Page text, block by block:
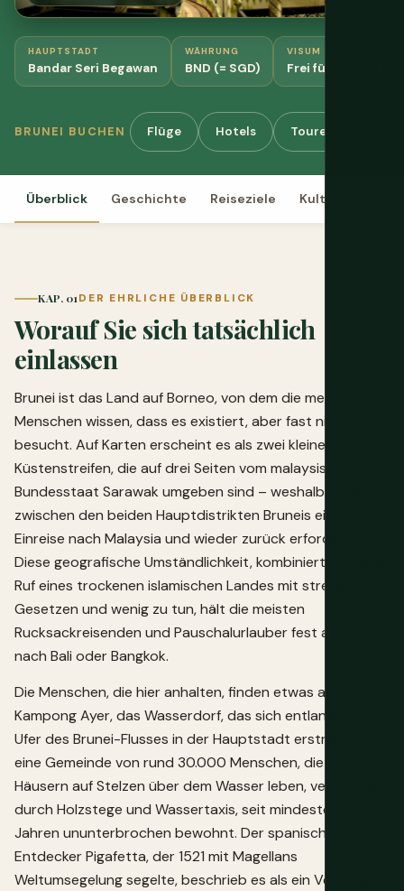
HAUPTSTADT
Bandar Seri Begawan
WÄHRUNG
BND (= SGD)
VISUM
Frei für die
BRUNEI BUCHEN Flüge Hotels Touren &
Überblick Geschichte Reiseziele Kultur
KAP. 01DER EHRLICHE ÜBERBLICK
Worauf Sie sich tatsächlich
einlassen
Brunei ist das Land auf Borneo, von dem die meisten
Menschen wissen, dass es existiert, aber fast niemand
besucht. Auf Karten erscheint es als zwei kleine
Küstenstreifen, die auf drei Seiten vom malaysischen
Bundesstaat Sarawak umgeben sind – weshalb die Reise
zwischen den beiden Hauptdistrikten Bruneis eine
Einreise nach Malaysia und wieder zurück erfordert.
Diese geografische Umständlichkeit, kombiniert mit dem
Ruf eines trockenen islamischen Landes mit strengen
Gesetzen und wenig zu tun, hält die meisten
Rucksackreisenden und Pauschalurlauber fest auf Kurs
nach Bali oder Bangkok.
Die Menschen, die hier anhalten, finden etwas anderes.
Kampong Ayer, das Wasserdorf, das sich entlang beider
Ufer des Brunei-Flusses in der Hauptstadt erstreckt, ist
eine Gemeinde von rund 30.000 Menschen, die in
Häusern auf Stelzen über dem Wasser leben, verbunden
durch Holzstege und Wassertaxis, seit mindestens 1.300
Jahren ununterbrochen bewohnt. Der spanische
Entdecker Pigafetta, der 1521 mit Magellans
Weltumsegelung segelte, beschrieb es als ein Venedig